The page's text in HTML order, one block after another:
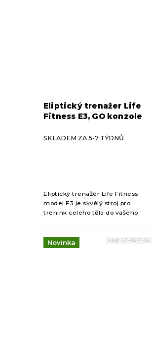
Eliptický trenažer Life
Fitness E3, GO konzole
SKLADEM ZA 5-7 TÝDNŮ
Eliptický trenažér Life Fitness
model E3 je skvělý stroj pro
trénink celého těla do vašeho
Novinka Kód: LF-ASPT-SL